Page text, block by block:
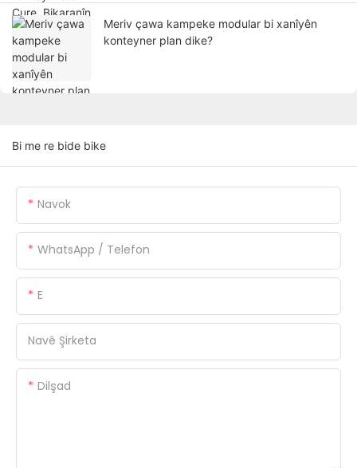
Meriv çawa kampeke modular bi xanîyên
konteyner plan dike?
Bi me re bide bike
Navok
WhatsApp / Telefon
E
Navê Şirketa
Dilşad